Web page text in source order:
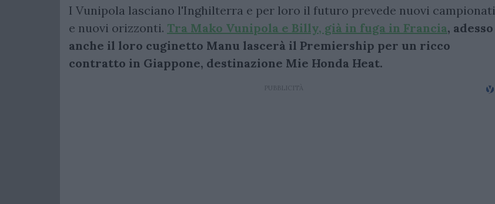
I Vunipola lasciano l'Inghilterra e per loro il futuro prevede nuovi campionati
e nuovi orizzonti. Tra Mako Vunipola e Billy, già in fuga in Francia, adesso
anche il loro cuginetto Manu lascerà il Premiership per un ricco
contratto in Giappone, destinazione Mie Honda Heat.